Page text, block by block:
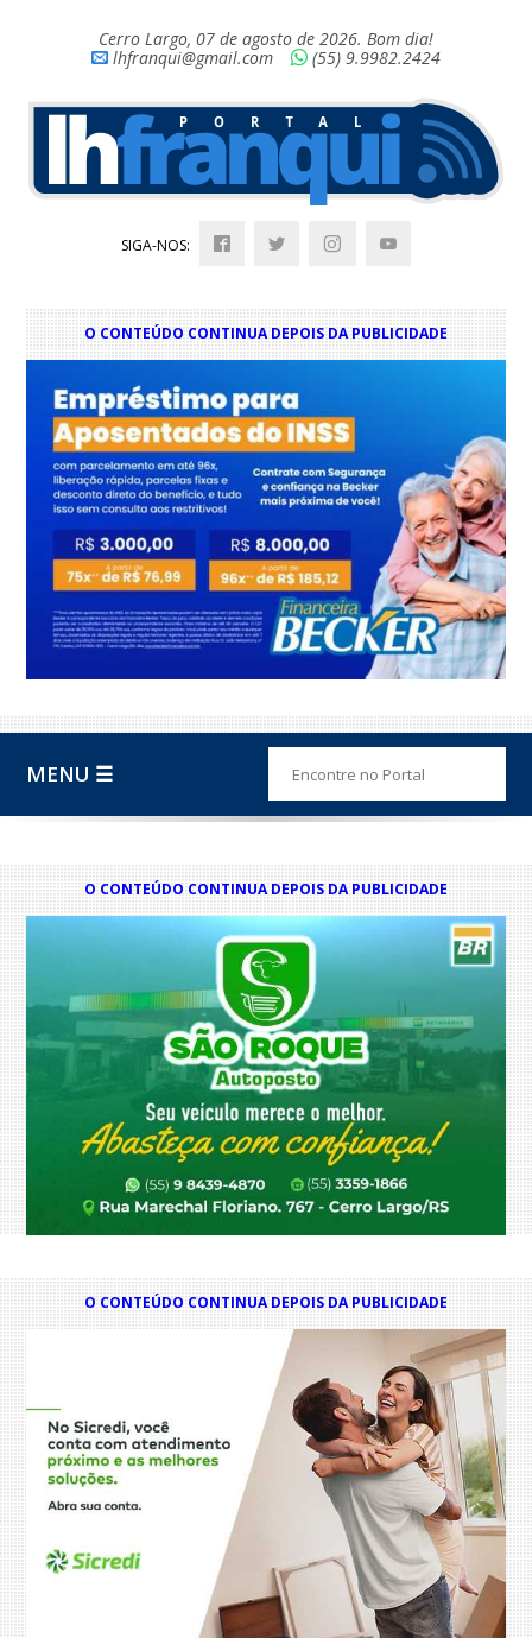
Cerro Largo, 07 de agosto de 2026. Bom dia!
lhfranqui@gmail.com
(55) 9.9982.2424
SIGA-NOS:
O CONTEÚDO CONTINUA DEPOIS DA PUBLICIDADE
MENU ☰
O CONTEÚDO CONTINUA DEPOIS DA PUBLICIDADE
O CONTEÚDO CONTINUA DEPOIS DA PUBLICIDADE